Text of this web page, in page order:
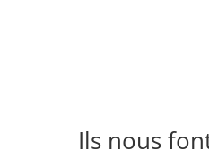
Ils nous